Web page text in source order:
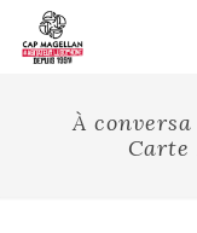
À
Carte